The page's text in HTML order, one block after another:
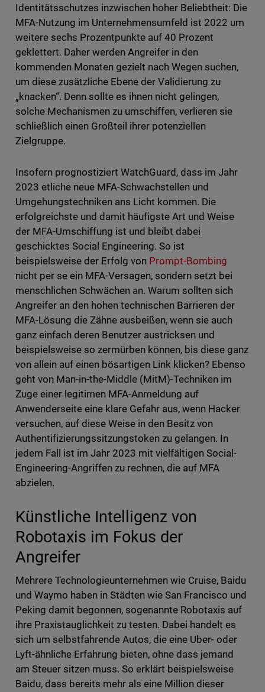
Identitätsschutzes inzwischen hoher Beliebtheit: Die
MFA-Nutzung im Unternehmensumfeld ist 2022 um
weitere sechs Prozentpunkte auf 40 Prozent
geklettert. Daher werden Angreifer in den
kommenden Monaten gezielt nach Wegen suchen,
um diese zusätzliche Ebene der Validierung zu
„knacken“. Denn sollte es ihnen nicht gelingen,
solche Mechanismen zu umschiffen, verlieren sie
schließlich einen Großteil ihrer potenziellen
Zielgruppe.
Insofern prognostiziert WatchGuard, dass im Jahr
2023 etliche neue MFA-Schwachstellen und
Umgehungstechniken ans Licht kommen. Die
erfolgreichste und damit häufigste Art und Weise
der MFA-Umschiffung ist und bleibt dabei
geschicktes Social Engineering. So ist
beispielsweise der Erfolg von Prompt-Bombing
nicht per se ein MFA-Versagen, sondern setzt bei
menschlichen Schwächen an. Warum sollten sich
Angreifer an den hohen technischen Barrieren der
MFA-Lösung die Zähne ausbeißen, wenn sie auch
ganz einfach deren Benutzer austricksen und
beispielsweise so zermürben können, bis diese ganz
von allein auf einen bösartigen Link klicken? Ebenso
geht von Man-in-the-Middle (MitM)-Techniken im
Zuge einer legitimen MFA-Anmeldung auf
Anwenderseite eine klare Gefahr aus, wenn Hacker
versuchen, auf diese Weise in den Besitz von
Authentifizierungssitzungstoken zu gelangen. In
jedem Fall ist im Jahr 2023 mit vielfältigen Social-
Engineering-Angriffen zu rechnen, die auf MFA
abzielen.
Künstliche Intelligenz von
Robotaxis im Fokus der
Angreifer
Mehrere Technologieunternehmen wie Cruise, Baidu
und Waymo haben in Städten wie San Francisco und
Peking damit begonnen, sogenannte Robotaxis auf
ihre Praxistauglichkeit zu testen. Dabei handelt es
sich um selbstfahrende Autos, die eine Uber- oder
Lyft-ähnliche Erfahrung bieten, ohne dass jemand
am Steuer sitzen muss. So erklärt beispielsweise
Baidu, dass bereits mehr als eine Million dieser